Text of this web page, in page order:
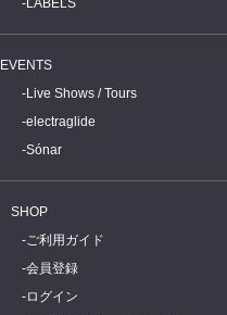
LABELS
EVENTS
Live Shows / Tours
electraglide
Sónar
SHOP
ご利用ガイド
会員登録
ログイン